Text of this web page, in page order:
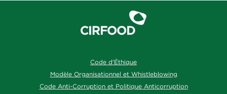
Code d'Éthique
Modèle Organisationnel et Whistleblowing
Code Anti-Corruption et Politique Anticorruption